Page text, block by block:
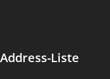
Address-Liste